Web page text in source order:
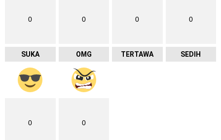
0
SUKA
0
OMG
0
TERTAWA
0
SEDIH
0 0